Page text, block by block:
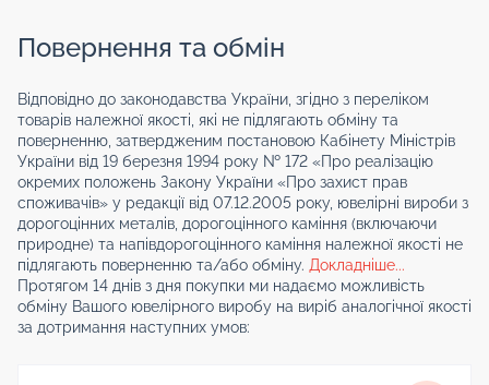
Повернення та обмін
Відповідно до законодавства України, згідно з переліком
товарів належної якості, які не підлягають обміну та
поверненню, затвердженим постановою Кабінету Міністрів
України від 19 березня 1994 року № 172 «Про реалізацію
окремих положень Закону України «Про захист прав
споживачів» у редакції від 07.12.2005 року, ювелірні вироби з
дорогоцінних металів, дорогоцінного каміння (включаючи
природне) та напівдорогоцінного каміння належної якості не
підлягають поверненню та/або обміну. Докладніше...
Протягом 14 днів з дня покупки ми надаємо можливість
обміну Вашого ювелірного виробу на виріб аналогічної якості
за дотримання наступних умов: